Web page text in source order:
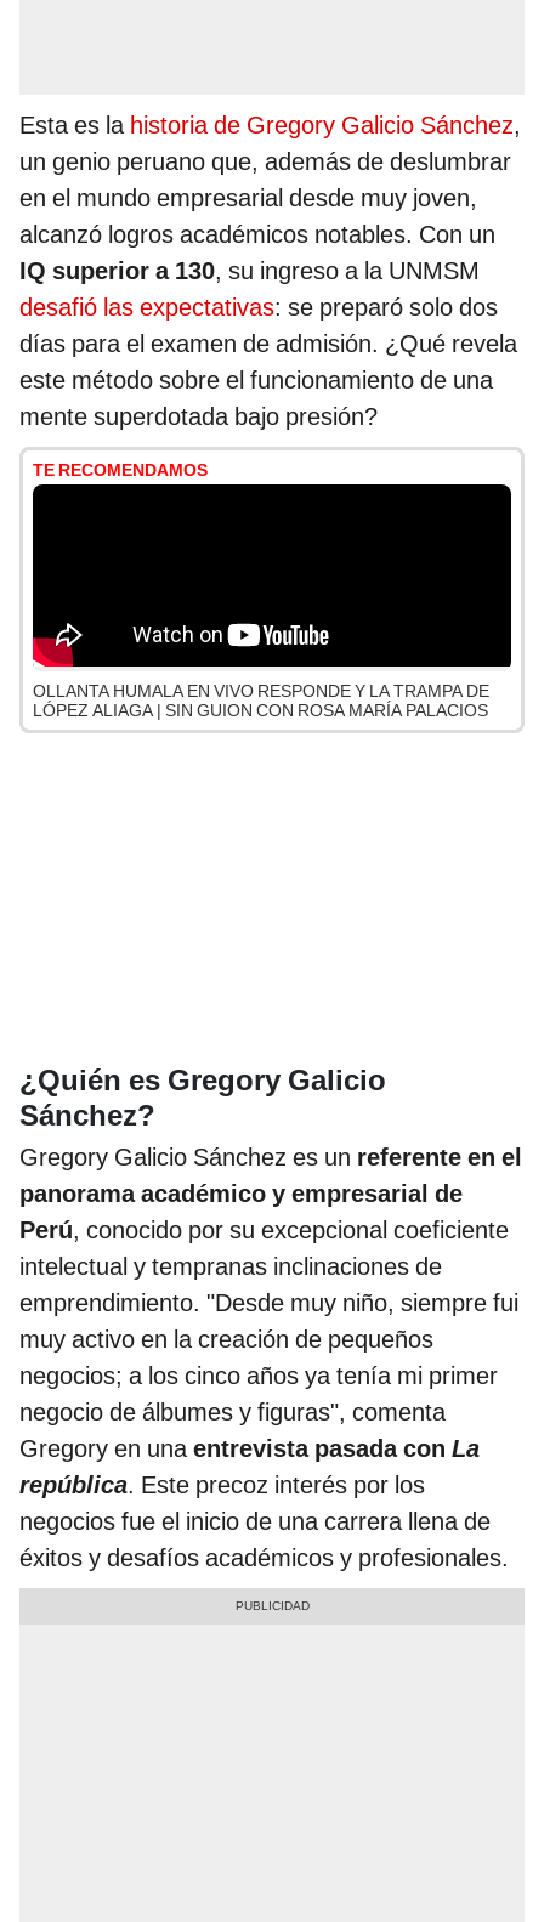
Esta es la historia de Gregory Galicio Sánchez,
un genio peruano que, además de deslumbrar
en el mundo empresarial desde muy joven,
alcanzó logros académicos notables. Con un
IQ superior a 130, su ingreso a la UNMSM
desafió las expectativas: se preparó solo dos
días para el examen de admisión. ¿Qué revela
este método sobre el funcionamiento de una
mente superdotada bajo presión?
TE RECOMENDAMOS
OLLANTA HUMALA EN VIVO RESPONDE Y LA TRAMPA DE
LÓPEZ ALIAGA | SIN GUION CON ROSA MARÍA PALACIOS
¿Quién es Gregory Galicio
Sánchez?
Gregory Galicio Sánchez es un referente en el
panorama académico y empresarial de
Perú, conocido por su excepcional coeficiente
intelectual y tempranas inclinaciones de
emprendimiento. "Desde muy niño, siempre fui
muy activo en la creación de pequeños
negocios; a los cinco años ya tenía mi primer
negocio de álbumes y figuras", comenta
Gregory en unaentrevista pasada con La
república. Este precoz interés por los
negocios fue el inicio de una carrera llena de
éxitos y desafíos académicos y profesionales.